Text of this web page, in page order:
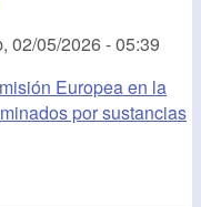
02/05/2026 - 05:39
Europea en la
por sustancias